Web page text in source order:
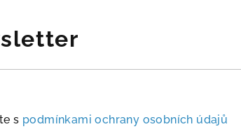
s podmínkami ochrany osobních údajů